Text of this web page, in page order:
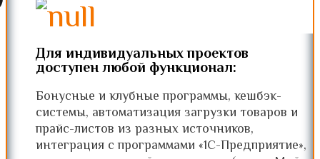
Для индивидуальных проектов
доступен любой функционал:
Бонусные и клубные программы, кешбэк-
системы, автоматизация загрузки товаров и
прайс-листов из разных источников,
интеграция с программами «1С-Предприятие»,